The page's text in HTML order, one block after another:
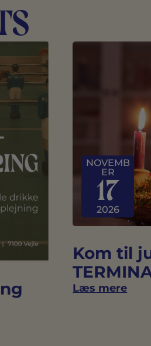
NOVEMB
ER
17
2026
Kom til
Læs mere